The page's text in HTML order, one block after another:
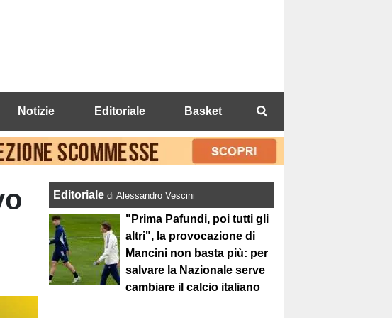
Notizie Editoriale Basket
Editorialedi Alessandro Vescini
"Prima Pafundi, poi tutti gli
altri", la provocazione di
Mancini non basta più: per
salvare la Nazionale serve
cambiare il calcio italiano